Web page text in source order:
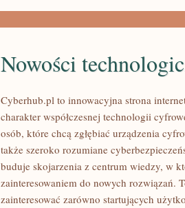
Nowości
Cyberhub.pl to innowacyjna strona
charakter współczesnej technologii
osób, które chcą zgłębiać urządzenia
także szeroko rozumiane
buduje skojarzenia z centrum wiedzy, w
zainteresowaniem do nowych rozwiązań.
zainteresować zarówno startujących